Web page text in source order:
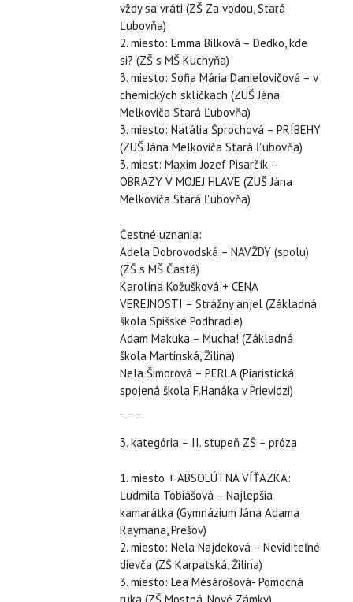
vždy sa vráti (ZŠ Za vodou, Stará
Ľubovňa)
2. miesto: Emma Bilková – Dedko, kde
si? (ZŠ s MŠ Kuchyňa)
3. miesto: Sofia Mária Danielovičová – v
chemických sklíčkach (ZUŠ Jána
Melkoviča Stará Ľubovňa)
3. miesto: Natália Šprochová – PRÍBEHY
(ZUŠ Jána Melkoviča Stará Ľubovňa)
3. miest: Maxim Jozef Pisarčík –
OBRAZY V MOJEJ HLAVE (ZUŠ Jána
Melkoviča Stará Ľubovňa)
Čestné uznania:
Adela Dobrovodská – NAVŽDY (spolu)
(ZŠ s MŠ Častá)
Karolína Kožušková + CENA
VEREJNOSTI – Strážny anjel (Základná
škola Spišské Podhradie)
Adam Makuka – Mucha! (Základná
škola Martinská, Žilina)
Nela Šimorová – PERLA (Piaristická
spojená škola F.Hanáka v Prievidzi)
3. kategória – II. stupeň ZŠ – próza
1. miesto + ABSOLÚTNA VÍŤAZKA:
Ľudmila Tobiášová – Najlepšia
kamarátka (Gymnázium Jána Adama
Raymana, Prešov)
2. miesto: Nela Najdeková – Neviditeľné
dievča (ZŠ Karpatská, Žilina)
3. miesto: Lea Mésárošová- Pomocná
ruka (ZŠ Mostná, Nové Zámky)